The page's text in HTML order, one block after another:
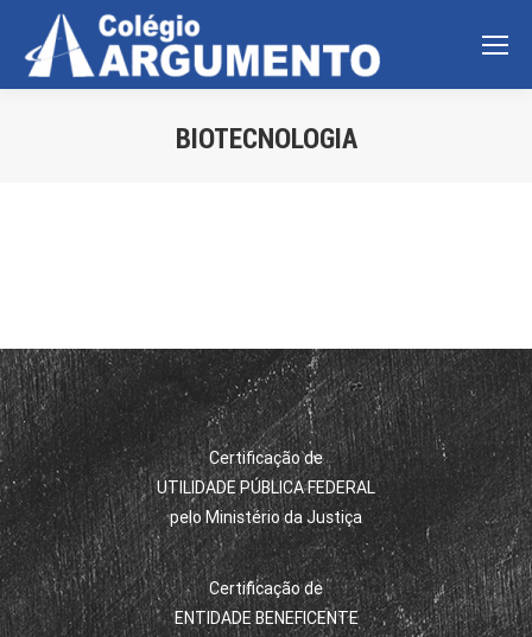
BIOTECNOLOGIA
Certificação de
UTILIDADE PÚBLICA FEDERAL
pelo Ministério da Justiça
Certificação de
ENTIDADE BENEFICENTE